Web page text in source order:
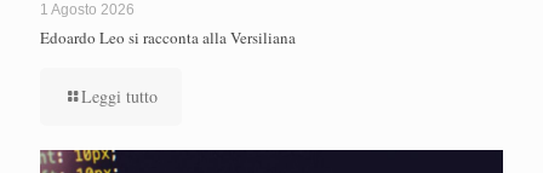
1 Agosto 2026
Edoardo Leo si racconta alla Versiliana
Leggi tutto